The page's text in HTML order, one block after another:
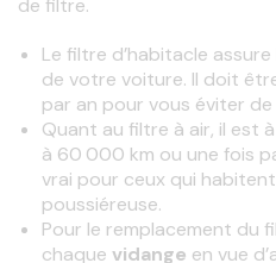
de filtre.
Le filtre d’habitacle assure
de votre voiture. Il doit
par an pour vous éviter de
Quant au filtre à air, il est à
à 60 000 km ou une fois
vrai pour ceux qui
poussiéreuse.
Pour le remplacement du
chaque vidange en vue